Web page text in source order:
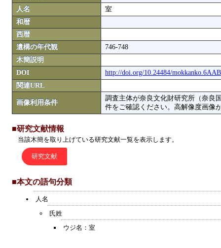
人名
室
和暦
西暦
遺構の年代観
746-748
木簡説明
DOI
http://doi.org/10.24484/
関連URL
画像利用条件
調査主体が奈良文化財研究所（奈良
件をご確認ください。高解像度画像
■研究文献情報
当該木簡を取り上げている研究文献一覧を表示します。
研究文献
■本文の語句分類
人名
氏姓
ウジ名：室